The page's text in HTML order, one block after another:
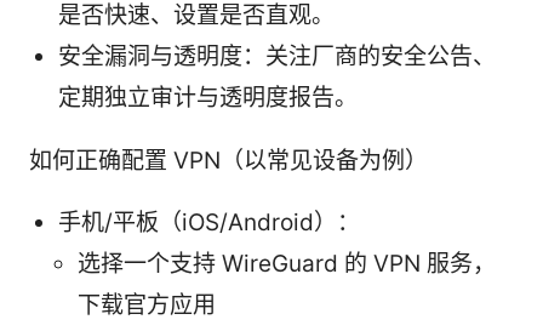
是否快速、设置是否直观。
安全漏洞与透明度：关注厂商的安全公告、
定期独立审计与透明度报告。
如何正确配置 VPN（以常见设备为例）
手机/平板（iOS/Android）：
选择一个支持 WireGuard 的 VPN 服务，
下载官方应用